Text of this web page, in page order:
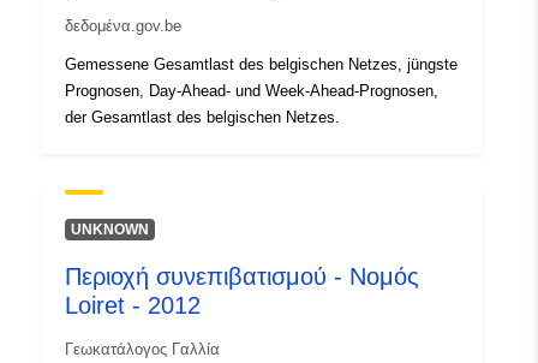
51.51 ] ]
Τύπος:
uriRef:
ods001-
Δικαιώματα
δεδομένα.gov.be
Gemessene Gesamtlast des belgischen Netzes, jüngste
Prognosen, Day-Ahead- und Week-Ahead-Prognosen,
der Gesamtlast des belgischen Netzes.
UNKNOWN
Περιοχή συνεπιβατισμού - Νομός
Loiret - 2012
Γεωκατάλογος Γαλλία